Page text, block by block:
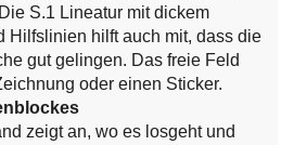
S.1 Lineatur mit dickem
Hilfslinien hilft auch mit, dass die
gut gelingen. Das freie Feld
oder einen Sticker.
zeigt an, wo es losgeht und